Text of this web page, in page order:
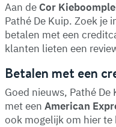
Aan de Cor
Pathé De Kuip. Zoek je
betalen met een
klanten lieten een
Betalen met een
Goed nieuws, Pathé
met een American
ook mogelijk om hier